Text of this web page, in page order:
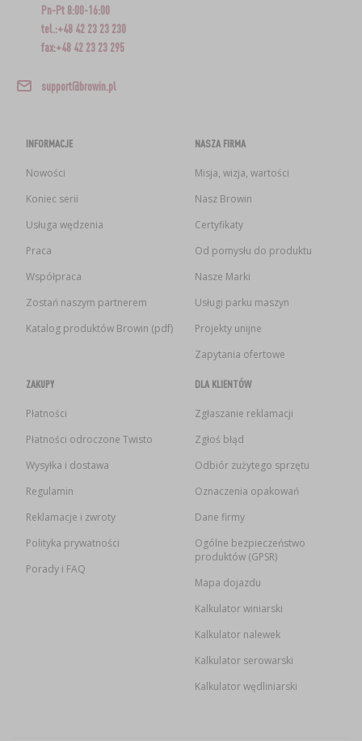
Pn-Pt 8:00-16:00
tel.:+48 42 23 23 230
fax:+48 42 23 23 295
support@browin.pl
INFORMACJE
Nowości
Koniec serii
Usługa wędzenia
Praca
Współpraca
Zostań naszym partnerem
Katalog produktów Browin (pdf)
NASZA FIRMA
Misja, wizja, wartości
Nasz Browin
Certyfikaty
Od pomysłu do produktu
Nasze Marki
Usługi parku maszyn
Projekty unijne
Zapytania ofertowe
ZAKUPY
Płatności
Płatności odroczone Twisto
Wysyłka i dostawa
Regulamin
Reklamacje i zwroty
Polityka prywatności
Porady i FAQ
DLA KLIENTÓW
Zgłaszanie reklamacji
Zgłoś błąd
Odbiór zużytego sprzętu
Oznaczenia opakowań
Dane firmy
Ogólne bezpieczeństwo
produktów (GPSR)
Mapa dojazdu
Kalkulator winiarski
Kalkulator nalewek
Kalkulator serowarski
Kalkulator wędliniarski